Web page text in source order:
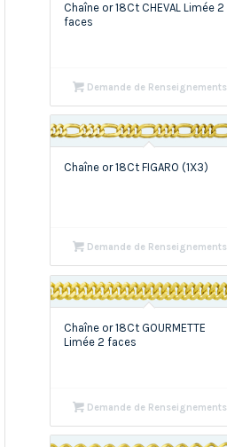
Chaîne or 18Ct CHEVAL Limée 2
faces
Demande de Renseignements
Chaîne or 18Ct FIGARO (1X3)
Demande de Renseignements
Chaîne or 18Ct GOURMETTE
Limée 2 faces
Demande de Renseignements